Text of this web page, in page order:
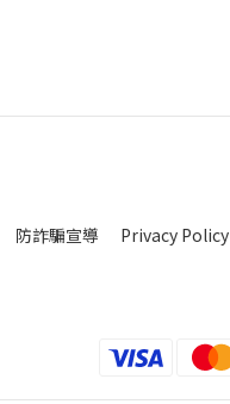
防詐騙宣導 Privacy Policy